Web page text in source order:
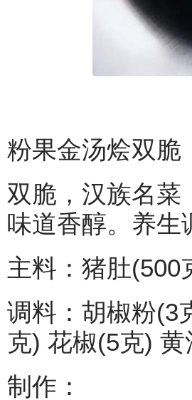
粉果金汤烩双脆
双脆，汉族名菜
味道香醇。养生
主料：猪肚(500
调料：胡椒粉(3
克) 花椒(5克)
制作：